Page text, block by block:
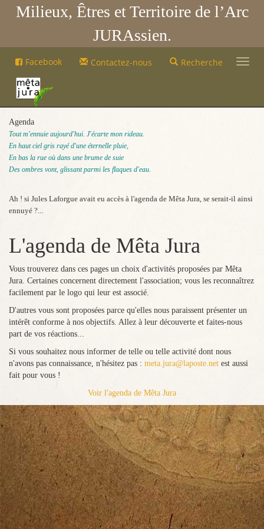
Milieux, Êtres et Territoire de l’Arc
JURAssien.
Jura Facebook Contactez-nous Recherche
Mêta-
Agenda
Tout m'ennuie aujourd'hui. J'écarte mon rideau.
En haut ciel gris rayé d'une éternelle pluie,
En bas la rue où dans une brume de suie
Des ombres vont, glissant parmi les flaques d'eau.
Ah ! si Jules Laforgue avait eu accès à l'agenda de Mêta Jura, se serait-il ainsi
ennuyé ?...
L'agenda de Mêta Jura
Vous trouverez dans ces pages un choix d'activités proposées par Mêta
Jura. Certaines concernent directement l'association; vous les reconnaîtrez
facilement par le logo qui leur est associé.
D'autres vous sont proposées parce qu'elles nous paraissent présenter un
intérêt conforme à nos objectifs. Allez à leur découverte et faites-nous
part de vos réactions...
Si vous souhaitez nous informer de telle ou telle activité dont nous
n'avons pas connaissance, n'hésitez pas : meta.jura@laposte.net est aussi
fait pour vous !
Voir l'agenda de Mêta Jura